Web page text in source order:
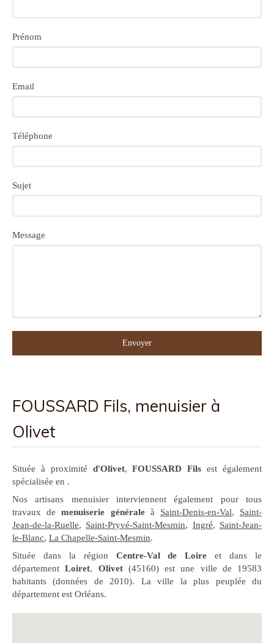
Prénom
Email
Téléphone
Sujet
Message
Envoyer
FOUSSARD Fils, menuisier à
Olivet
Située à proximité d'Olivet,FOUSSARD Fils est également
spécialisée en .
Nos artisans menuisier interviennent également pour tous
travaux demenuiserie généraleà Saint-Denis-en-Val, Saint-
Jean-de-la-Ruelle, Saint-Pryvé-Saint-Mesmin, Ingré, Saint-Jean-
le-Blanc, La Chapelle-Saint-Mesmin.
Située dans la région Centre-Val de Loire et dans le
départementLoiret, Olivet(45160) est une ville de 19583
habitants (données de 2010). La ville la plus peuplée du
département est Orléans.